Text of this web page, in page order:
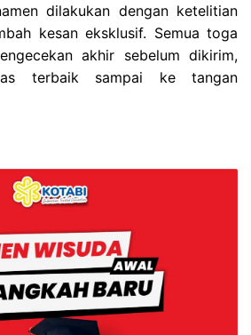
dilakukan dengan ketelitian
kesan eksklusif. Semua toga
akhir sebelum dikirim,
terbaik sampai ke tangan